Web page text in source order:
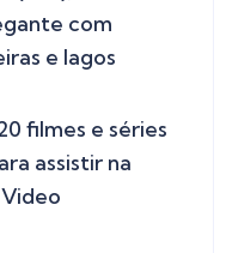
com
e lagos
filmes e séries
assistir na